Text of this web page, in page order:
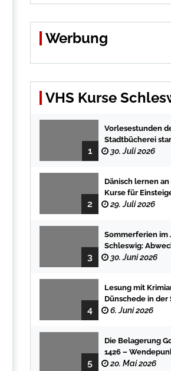
Werbung
VHS Kurse
1
Vorlesestunden
Stadtbücherei
Sommerferien mit
30. Juli 2026
2
Dänisch lernen
Kurse für
Fortgeschrittene
29. Juli 2026
3
Sommerferien im
Schleswig:
Programm für
30. Juni 2026
4
Lesung mit
Dünschede in der
Stadtbücherei
6. Juni 2026
5
Die Belagerung
1426 –
Landesgeschichte
20. Mai 2026